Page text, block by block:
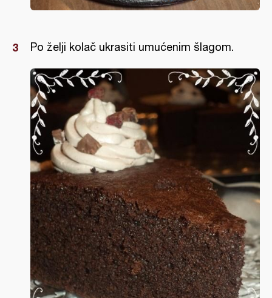
Po želji kolač ukrasiti umućenim šlagom.